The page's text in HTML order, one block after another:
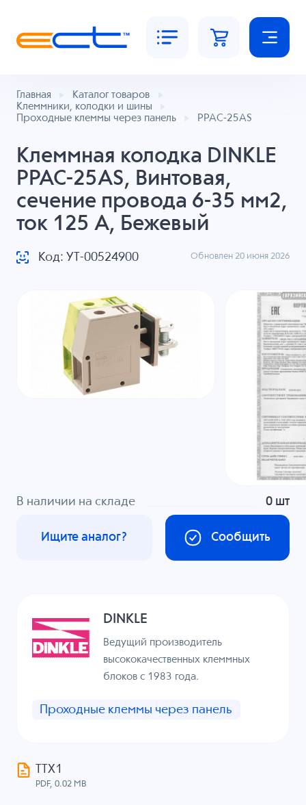
Главная
Каталог товаров
Клеммники, колодки и шины
Проходные клеммы через панель
PPAC-25AS
Клеммная колодка DINKLE
PPAC-25AS, Винтовая,
сечение провода 6-35 мм2,
ток 125 A, Бежевый
Код: УТ-00524900 Обновлен 20 июня 2026
В наличии на складе 0 шт
Сообщить
Ищите аналог?
DINKLE
Ведущий производитель
высококачественных клеммных
блоков с 1983 года.
Проходные клеммы через панель
ТТХ1
PDF, 0.02 MB